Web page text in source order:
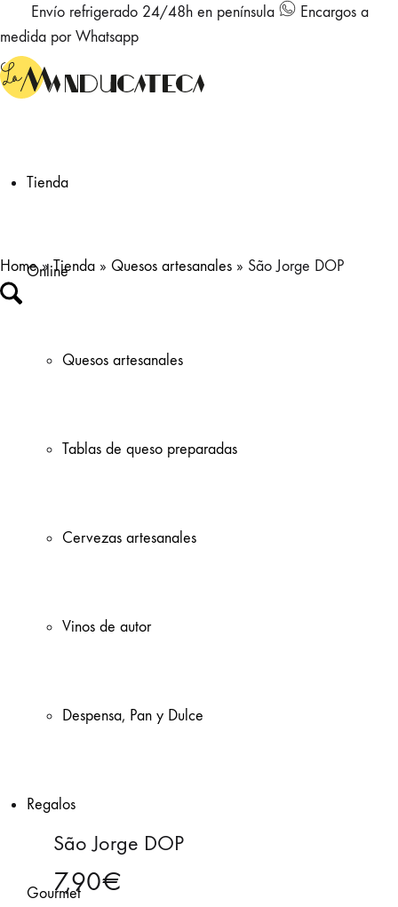
Envío refrigerado 24/48h en península
Encargos a
medida por Whatsapp
Tienda
Online
Quesos artesanales
Tablas de queso preparadas
Cervezas artesanales
Vinos de autor
Despensa, Pan y Dulce
Regalos
Gourmet
Home»Tienda » Quesos artesanales » São Jorge DOP
São Jorge DOP
7,90€